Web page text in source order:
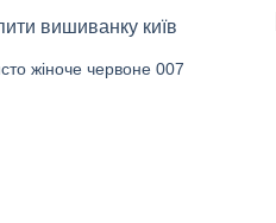
жіноче червоне 007